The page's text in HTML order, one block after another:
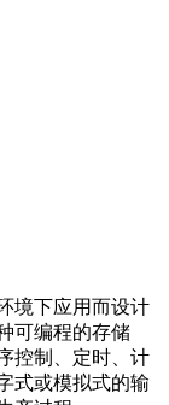
境下应用而设计
可编程的存储
控制、定时、计
式或模拟式的输